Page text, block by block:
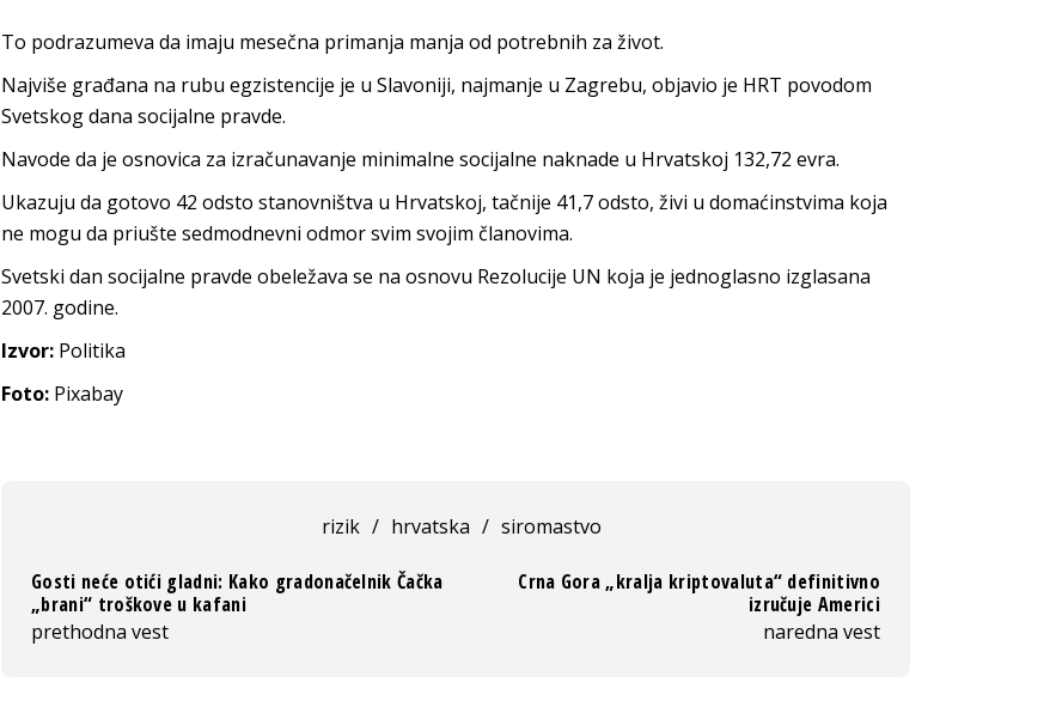
To podrazumeva da imaju mesečna primanja manja od potrebnih za život.
Najviše građana na rubu egzistencije je u Slavoniji, najmanje u Zagrebu, objavio je HRT povodom
Svetskog dana socijalne pravde.
Navode da je osnovica za izračunavanje minimalne socijalne naknade u Hrvatskoj 132,72 evra.
Ukazuju da gotovo 42 odsto stanovništva u Hrvatskoj, tačnije 41,7 odsto, živi u domaćinstvima koja
ne mogu da priušte sedmodnevni odmor svim svojim članovima.
Svetski dan socijalne pravde obeležava se na osnovu Rezolucije UN koja je jednoglasno izglasana
2007. godine.
Izvor: Politika
Foto: Pixabay
rizik / hrvatska / siromastvo
Gosti neće otići gladni: Kako gradonačelnik Čačka
„brani“ troškove u kafani
prethodna vest
Crna Gora „kralja kriptovaluta“ definitivno
izručuje Americi
naredna vest